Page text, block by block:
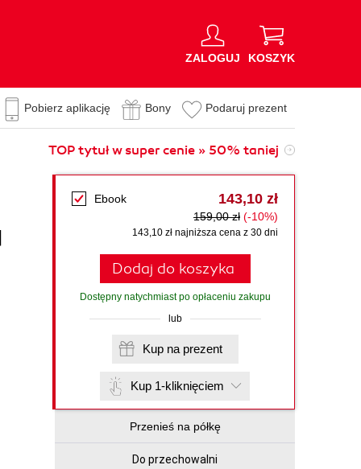
ZALOGUJ KOSZYK
Pobierz aplikację Bony Podaruj prezent
TOP tytuł w super cenie » 50% taniej
Ebook 143,10 zł
159,00 zł (-10%)
143,10 zł najniższa cena z 30 dni
Dodaj do koszyka
Dostępny natychmiast po opłaceniu zakupu
lub
Kup na prezent
Kup 1-kliknięciem
Przenieś na półkę
Do przechowalni